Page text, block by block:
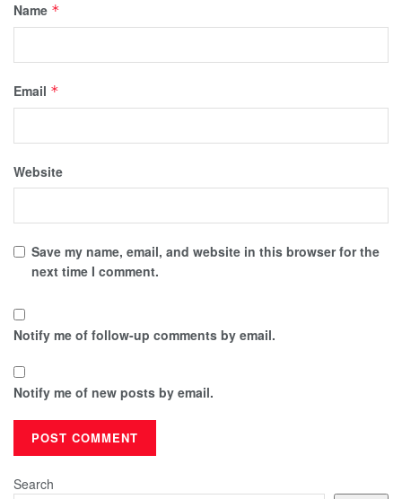
Name *
Email *
Website
Save my name, email, and website in this browser for the
next time I comment.
Notify me of follow-up comments by email.
Notify me of new posts by email.
Search